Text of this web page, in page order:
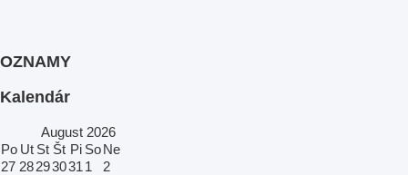
OZNAMY
Kalendár
August 2026
Po Ut St Št Pi SoNe
27 28293031 1
2